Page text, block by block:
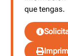
que tengas.